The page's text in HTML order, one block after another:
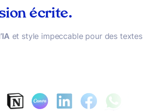
écrite.
et style impeccable pour des textes